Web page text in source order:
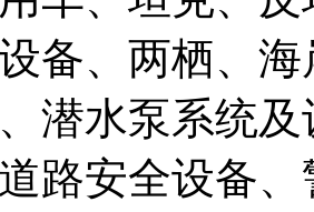
设备、两栖、
潜水泵系统
路安全设备